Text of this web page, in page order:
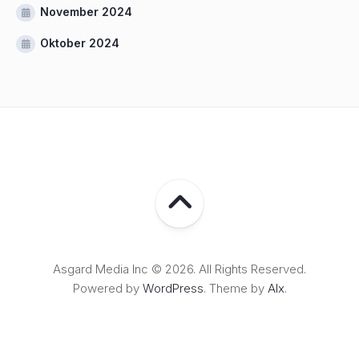
November 2024
Oktober 2024
Asgard Media Inc © 2026. All Rights Reserved.
Powered by WordPress. Theme by Alx.